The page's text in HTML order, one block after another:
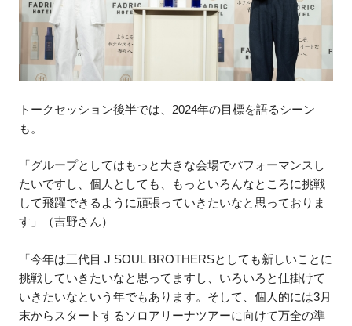
トークセッション後半では、2024年の目標を語るシーン
も。
「グループとしてはもっと大きな会場でパフォーマンスし
たいですし、個人としても、もっといろんなところに挑戦
して飛躍できるように頑張っていきたいなと思っておりま
す」（吉野さん）
「今年は三代目 J SOUL BROTHERSとしても新しいことに
挑戦していきたいなと思ってますし、いろいろと仕掛けて
いきたいなという年でもあります。そして、個人的には3月
末からスタートするソロアリーナツアーに向けて万全の準